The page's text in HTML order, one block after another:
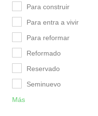
Para construir
Para entra a vivir
Para reformar
Reformado
Reservado
Seminuevo
Más